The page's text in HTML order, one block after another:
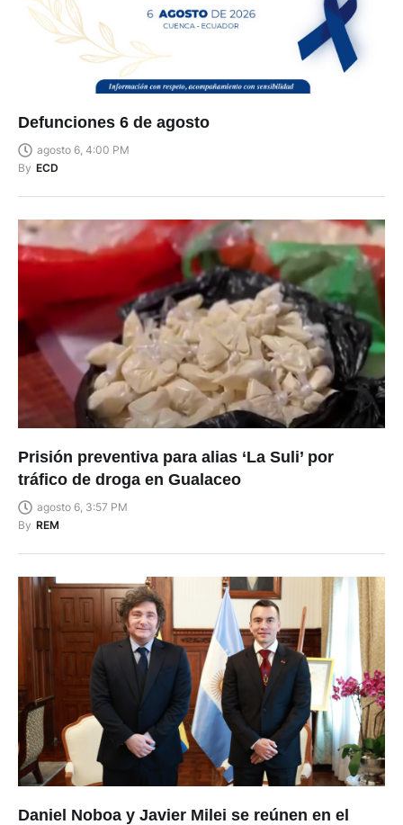
Defunciones 6 de agosto
agosto 6, 4:00 PM
By ECD
Prisión preventiva para alias ‘La Suli’ por
tráfico de droga en Gualaceo
agosto 6, 3:57 PM
By REM
Daniel Noboa y Javier Milei se reúnen en el